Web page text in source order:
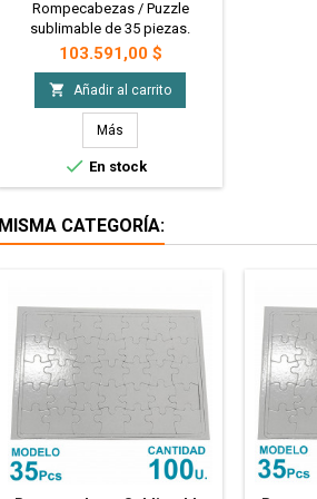
Plancha A4 X100u. PRECIO
MAYORISTA
Rompecabezas / Puzzle
sublimable de 35 piezas.
Disponible a la venta en
planchas A4. Ideales para
personalizar, regaleria, juegos
de niños y mas! - 50 Planchas
A4 con 1 Rompecabeza c/u
PRECIO MAYORISTA
Precio
103.591,00 $
 Añadir al carrito
Más
 En stock
CATEGORÍA: